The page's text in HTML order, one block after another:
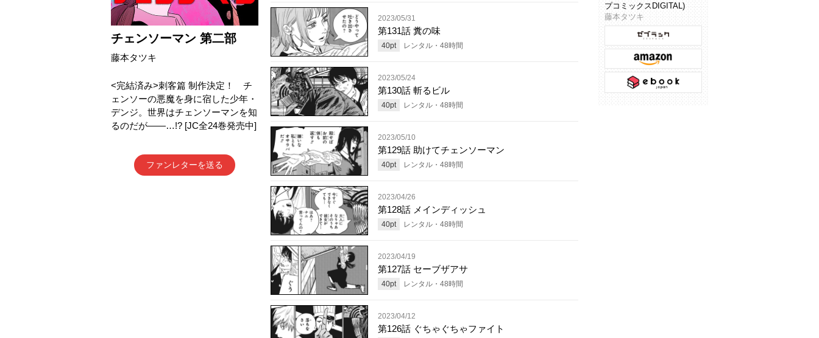
チェンソーマン 第二部
藤本タツキ
<完結済み>刺客篇 制作決定！ チ
ェンソーの悪魔を身に宿した少年・
デンジ。世界はチェンソーマンを知
るのだが――…!? [JC全24巻発売中]
ファンレターを送る
2023/05/31
第131話 糞の味
40pt レンタル・ 48時間
2023/05/24
第130話 斬るビル
40pt レンタル・ 48時間
2023/05/10
第129話 助けてチェンソーマン
40pt レンタル・ 48時間
2023/04/26
第128話 メインディッシュ
40pt レンタル・ 48時間
2023/04/19
第127話 セーブザアサ
40pt レンタル・ 48時間
2023/04/12
第126話 ぐちゃぐちゃファイト
プコミックスDIGITAL)
藤本タツキ